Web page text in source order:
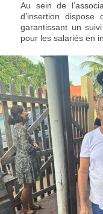
Au sein de
d’insertion dispose
garantissant un
pour les salariés en